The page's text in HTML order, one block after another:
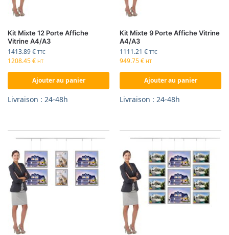
Kit Mixte 12 Porte Affiche
Vitrine A4/A3
1413.89€ TTC
1208.45€ HT
Ajouter au panier
Livraison : 24-48h
Kit Mixte 9 Porte Affiche Vitrine
A4/A3
1111.21 € TTC
949.75€ HT
Ajouter au panier
Livraison : 24-48h